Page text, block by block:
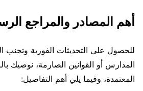
أهم المصادر والمراجع
للحصول على التحديثات الفورية وتجنب
المدارس أو القوانين الصارمة، نوصيك
المعتمدة، وفيما يلي أهم التفاصيل: